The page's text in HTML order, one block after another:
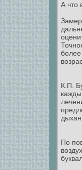
А что
К.П.
По